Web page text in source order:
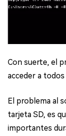
Con suerte, el
acceder a
El problema al
tarjeta SD, es
importantes